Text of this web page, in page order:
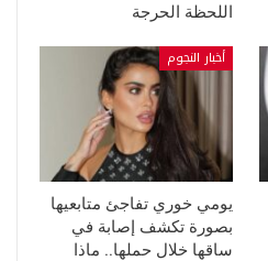
اللحظة الحرجة
أخبار النجوم
يومي خوري تفاجئ متابعيها
بصورة تكشف إصابة في
ساقها خلال حملها.. ماذا